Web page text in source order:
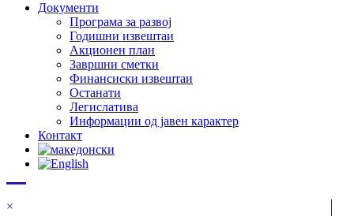
Документи
Програма за развој
Годишни извештаи
Акционен план
Завршни сметки
Финансиски извештаи
Останати
Легислатива
Информации од јавен карактер
Контакт
×